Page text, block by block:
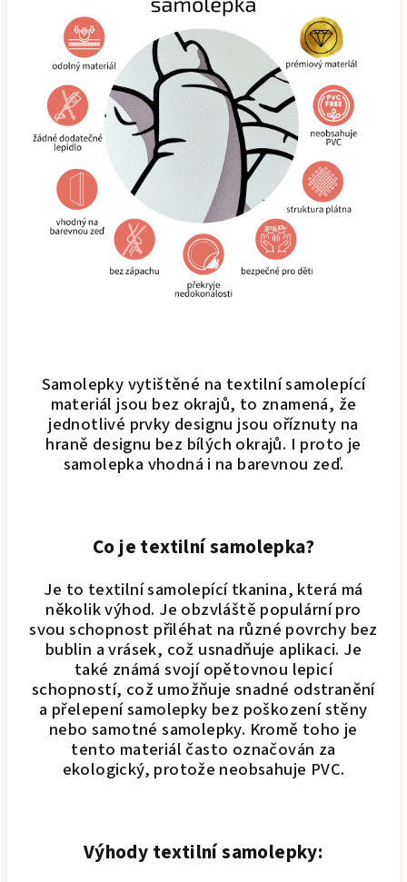
Samolepky vytištěné na textilní samolepící
materiál jsou bez okrajů, to znamená, že
jednotlivé prvky designu jsou oříznuty na
hraně designu bez bílých okrajů. I proto je
samolepka vhodná i na barevnou zeď.
Co je textilní samolepka?
Je to textilní samolepící tkanina, která má
několik výhod. Je obzvláště populární pro
svou schopnost přiléhat na různé povrchy bez
bublin a vrásek, což usnadňuje aplikaci. Je
také známá svojí opětovnou lepicí
schopností, což umožňuje snadné odstranění
a přelepení samolepky bez poškození stěny
nebo samotné samolepky. Kromě toho je
tento materiál často označován za
ekologický, protože neobsahuje PVC.
Výhody textilní samolepky: